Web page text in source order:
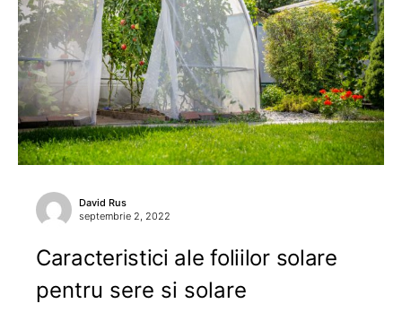
David Rus
septembrie 2, 2022
Caracteristici ale foliilor solare
pentru sere si solare